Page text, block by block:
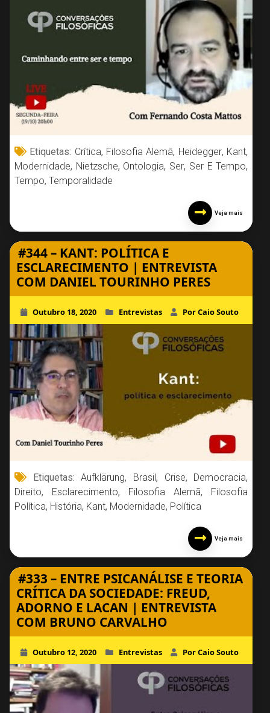
Etiquetas: Crítica, Filosofia Alemã, Heidegger, Kant,
Modernidade, Nietzsche, Ontologia, Ser, Ser E Tempo,
Tempo, Temporalidade
Veja mais
#344 – KANT: POLÍTICA E
ESCLARECIMENTO | ENTREVISTA
COM DANIEL TOURINHO PERES
Outubro 18, 2020 Entrevistas Por Caio Souto
Etiquetas:Aufklärung, Brasil, Crise, Democracia,
Direito, Esclarecimento, Filosofia Alemã, Filosofia
Política, História, Kant, Modernidade, Política
Veja mais
#333 – ENTRE PSICANÁLISE E TEORIA
CRÍTICA DA SOCIEDADE: FREUD,
ADORNO E LACAN | ENTREVISTA
COM BRUNO CARVALHO
Outubro 12, 2020 Entrevistas Por Caio Souto